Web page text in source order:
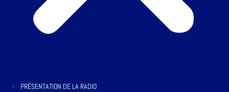
PRÉSENTATION DE LA RADIO